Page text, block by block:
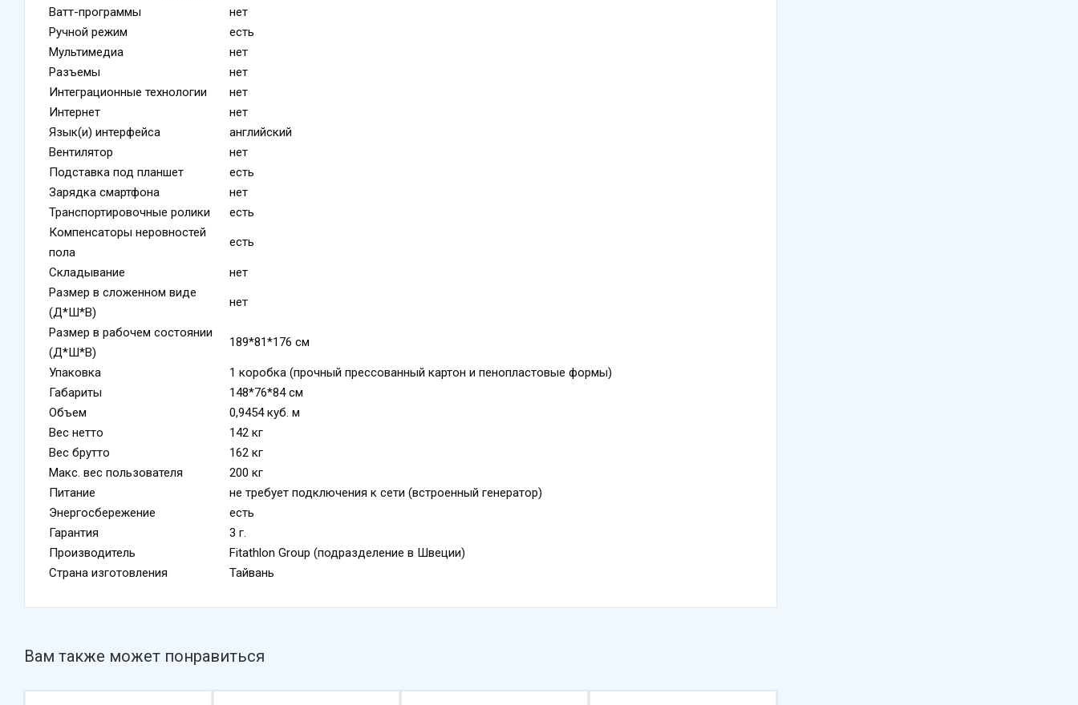
Ватт-программы
нет
Ручной режим
есть
Мультимедиа
нет
Разъемы
нет
Интеграционные технологии
нет
Интернет
нет
Язык(и) интерфейса
английский
Вентилятор
нет
Подставка под планшет
есть
Зарядка смартфона
нет
Транспортировочные ролики
есть
Компенсаторы неровностей
пола
есть
Складывание
нет
Размер в сложенном виде
(Д*Ш*В)
нет
Размер в рабочем состоянии
(Д*Ш*В)
189*81*176 см
Упаковка
1 коробка (прочный прессованный картон и пеноплаcтовые формы)
Габариты
148*76*84 см
Объем
0,9454 куб. м
Вес нетто
142 кг
Вес брутто
162 кг
Макс. вес пользователя
200 кг
Питание
не требует подключения к сети (встроенный генератор)
Энергосбережение
есть
Гарантия
3 г.
Производитель
Fitathlon Group (подразделение в Швеции)
Страна изготовления
Тайвань
Вам также может понравиться